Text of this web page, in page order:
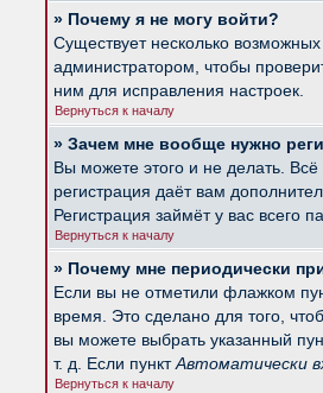
» Почему я не могу войти?
Существует несколько
администратором, чтобы
ним для исправления настроек.
Вернуться к началу
» Зачем мне вообще нужно
Вы можете этого и не делать.
регистрация даёт вам
Регистрация займёт у вас всего
Вернуться к началу
» Почему мне периодически
Если вы не отметили флажком
время. Это сделано для того,
вы можете выбрать указанный
т. д. Если пунктАвтоматически
Вернуться к началу